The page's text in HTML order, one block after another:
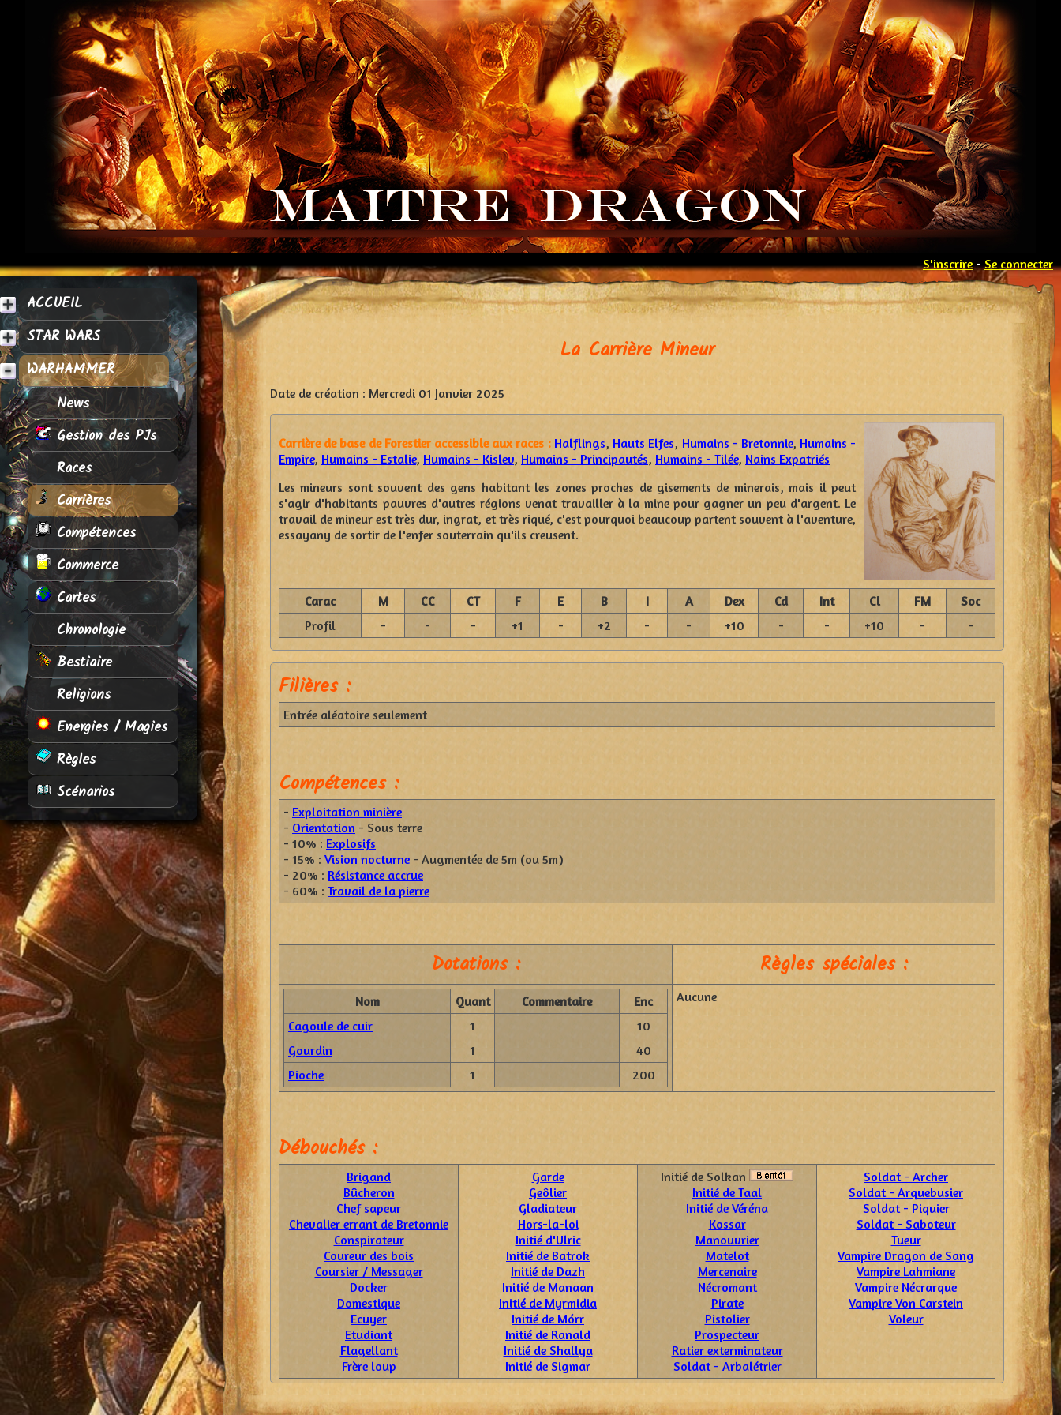
ACCUEIL
STAR WARS
WARHAMMER
News
Gestion des PJs
Races
Carrières
Compétences
Commerce
Cartes
Chronologie
Bestiaire
Religions
Energies / Magies
Règles
Scénarios
S'inscrire-Se connecter
La Carrière Mineur
Date de création : Mercredi 01 Janvier 2025
Carrière de base de Forestier accessible aux races : Halflings, Hauts Elfes, Humains - Bretonnie, Humains -
Empire, Humains - Estalie, Humains - Kislev, Humains - Principautés, Humains - Tilée, Nains Expatriés
Les mineurs sont souvent des gens habitant les zones proches de gisements de minerais, mais il peut
s'agir d'habitants pauvres d'autres régions venat travailler à la mine pour gagner un peu d'argent. Le
travail de mineur est très dur, ingrat, et très riqué, c'est pourquoi beaucoup partent souvent à l'aventure,
essayany de sortir de l'enfer souterrain qu'ils creusent.
Carac M CC CT F E B I A Dex Cd Int Cl FM
Soc
Profil
- - - +1 - +2 - - +10 - - +10 - -
Filières :
Entrée aléatoire seulement
Compétences :
- Exploitation minière
- Orientation - Sous terre
- 10% : Explosifs
- 15% : Vision nocturne - Augmentée de 5m (ou 5m)
- 20% : Résistance accrue
- 60% : Travail de la pierre
Dotations : Règles spéciales :
Nom Quant Commentaire
Enc
Cagoule de cuir
1
10
Gourdin
1
40
Pioche
1 200
Aucune
Débouchés :
Brigand
Bûcheron
Chef sapeur
Chevalier errant de Bretonnie
Conspirateur
Coureur des bois
Coursier / Messager
Docker
Domestique
Ecuyer
Etudiant
Flagellant
Frère loup
Garde
Geôlier
Gladiateur
Hors-la-loi
Initié d'Ulric
Initié de Batrok
Initié de Dazh
Initié de Manaan
Initié de Myrmidia
Initié de Mórr
Initié de Ranald
Initié de Shallya
Initié de Sigmar
Initié de Solkan
Initié de Taal
Initié de Véréna
Kossar
Manouvrier
Matelot
Mercenaire
Nécromant
Pirate
Pistolier
Prospecteur
Ratier exterminateur
Soldat - Arbalétrier
Soldat - Archer
Soldat - Arquebusier
Soldat - Piquier
Soldat - Saboteur
Tueur
Vampire Dragon de Sang
Vampire Lahmiane
Vampire Nécrarque
Vampire Von Carstein
Voleur